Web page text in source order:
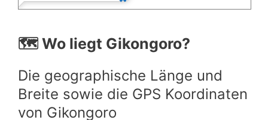
🗺️ Wo liegt Gikongoro?
Die geographische Länge und
Breite sowie die GPS Koordinaten
von Gikongoro